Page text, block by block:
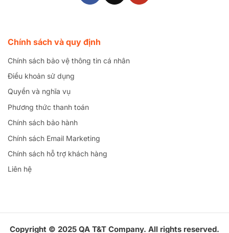
Chính sách và quy định
Chính sách bảo vệ thông tin cá nhân
Điều khoản sử dụng
Quyền và nghĩa vụ
Phương thức thanh toán
Chính sách bảo hành
Chính sách Email Marketing
Chính sách hỗ trợ khách hàng
Liên hệ
Copyright © 2025 QA T&T Company. All rights reserved.